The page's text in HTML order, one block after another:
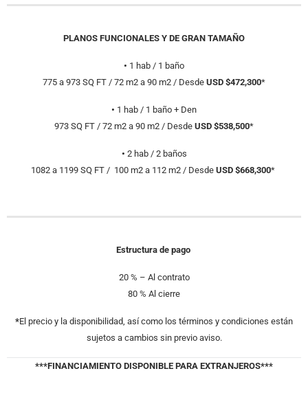
PLANOS FUNCIONALES Y DE GRAN TAMAÑO
• 1 hab / 1 baño
775 a 973 SQ FT / 72 m2 a 90 m2 / Desde USD $472,300*
• 1 hab / 1 baño + Den
973 SQ FT / 72 m2 a 90 m2 / Desde USD $538,500*
• 2 hab / 2 baños
1082 a 1199 SQ FT / 100 m2 a 112 m2 / Desde USD $668,300*
Estructura de pago
20 % – Al contrato
80 % Al cierre
*El precio y la disponibilidad, así como los términos y condiciones están
sujetos a cambios sin previo aviso.
***FINANCIAMIENTO DISPONIBLE PARA EXTRANJEROS***